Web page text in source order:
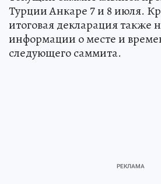
Турции Анкаре 7 и 8 июля.
итоговая декларация также
информации о месте и
следующего саммита.